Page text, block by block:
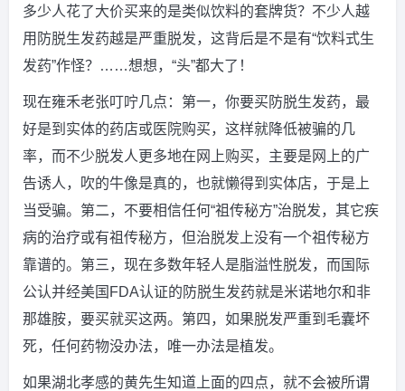
多少人花了大价买来的是类似饮料的套牌货？不少人越
用防脱生发药越是严重脱发，这背后是不是有“饮料式生
发药”作怪？……想想，“头”都大了！
现在雍禾老张叮咛几点：第一，你要买防脱生发药，最
好是到实体的药店或医院购买，这样就降低被骗的几
率，而不少脱发人更多地在网上购买，主要是网上的广
告诱人，吹的牛像是真的，也就懒得到实体店，于是上
当受骗。第二，不要相信任何“祖传秘方”治脱发，其它疾
病的治疗或有祖传秘方，但治脱发上没有一个祖传秘方
靠谱的。第三，现在多数年轻人是脂溢性脱发，而国际
公认并经美国FDA认证的防脱生发药就是米诺地尔和非
那雄胺，要买就买这两。第四，如果脱发严重到毛囊坏
死，任何药物没办法，唯一办法是植发。
如果湖北孝感的黄先生知道上面的四点，就不会被所谓